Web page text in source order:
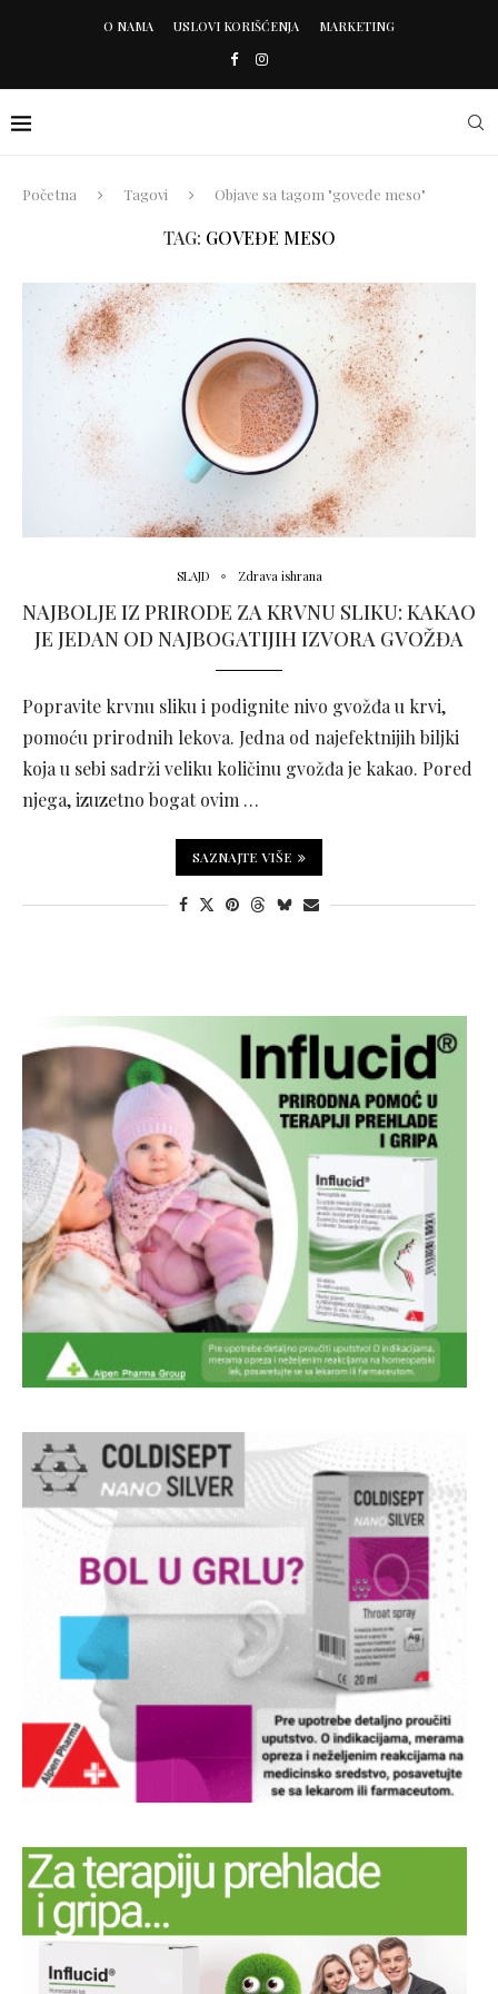
O NAMA USLOVI KORIŠĆENJA MARKETING
Početna Tagovi Objave sa tagom "goveđe meso"
TAG: GOVEĐE MESO
SLAJD Zdrava ishrana
NAJBOLJE IZ PRIRODE ZA KRVNU SLIKU: KAKAO
JE JEDAN OD NAJBOGATIJIH IZVORA GVOŽĐA
Popravite krvnu sliku i podignite nivo gvožđa u krvi,
pomoću prirodnih lekova. Jedna od najefektnijih biljki
koja u sebi sadrži veliku količinu gvožđa je kakao. Pored
njega, izuzetno bogat ovim …
SAZNAJTE VIŠE